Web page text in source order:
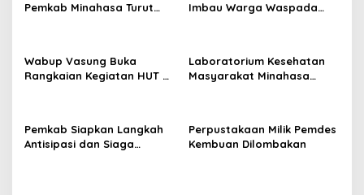
Pemkab Minahasa Turut
Imbau Warga Waspada
Wabup Vasung Buka
Rangkaian Kegiatan HUT RI
Laboratorium Kesehatan
Masyarakat Minahasa
Pemkab Siapkan Langkah
Antisipasi dan Siaga
Perpustakaan Milik Pemdes
Kembuan Dilombakan